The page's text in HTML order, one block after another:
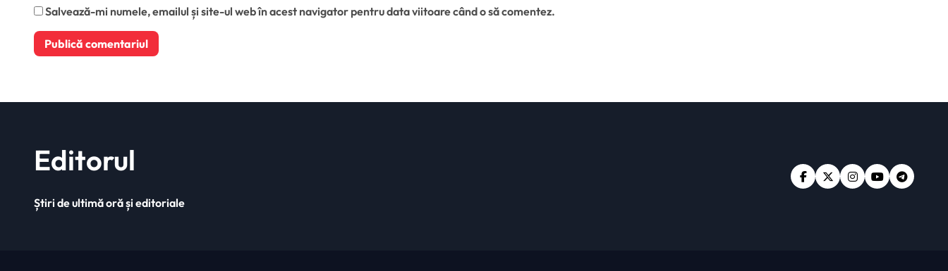
Salvează-mi numele, emailul și site-ul web în acest navigator pentru data viitoare când o să comentez.
Editorul
Știri de ultimă oră și editoriale